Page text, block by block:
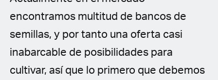
Czech
Polish
encontramos multitud de bancos de
semillas, y por tanto una oferta casi
inabarcable de posibilidades para
cultivar, así que lo primero que debemos